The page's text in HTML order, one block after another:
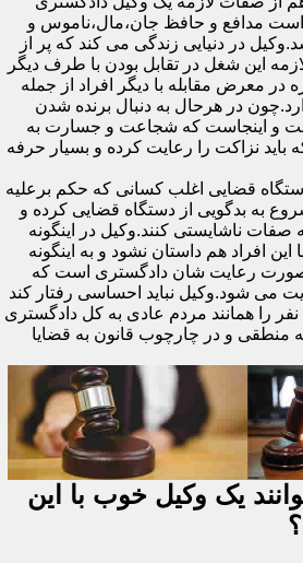
مدافع و حافظ جان،مال،ناموس و
در دنیایی زندگی می کند که پر از
این شغل در تقابل بودن با طرف دیگر
در معرض مقابله با دیگر افراد از جمله
در هرحال به دنبال برنده شدن
و اینجاست که شجاعت و جسارت به
باید نزاکت را رعایت کرده و بسیار حرفه
قضایی اغلب کسانی که حکم برعلیه
به بدگویی از دستگاه قضایی کرده و
صفات ناشایستی کنند.وکیل در اینگونه
این افراد هم داستان نشود و به اینگونه
صورت رعایت شان دادگستری است که
می شود.وکیل نباید احساسی رفتار کند
را همانند مردم عادی به کل دادگستری
منطقی و در چارچوب قانون به قضایا
یک وکیل خوب با این